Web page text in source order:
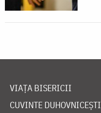
VIAȚA BISERICII
CUVINTE DUHOVNICEȘTI